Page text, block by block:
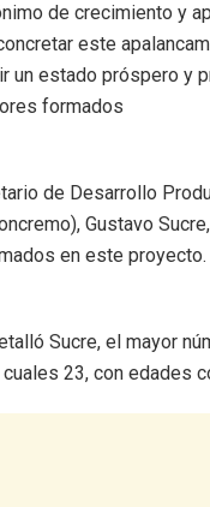
de crecimiento y
este
un estado próspero y
formados
de Desarrollo
Gustavo
en este proyecto.
Sucre, el mayor
23, con edades